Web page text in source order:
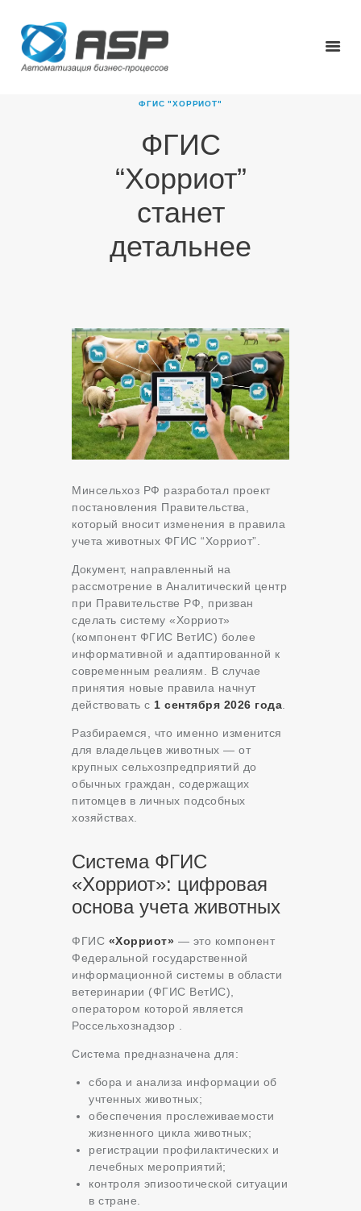
ФГИС "ХОРРИОТ"
ФГИС
“Хорриот”
станет
детальнее
О КОМПАНИИ
НОВОСТИ
КАРЬЕРА
Минсельхоз РФ разработал проект
постановления Правительства,
который вносит изменения в правила
учета животных ФГИС “Хорриот”.
Документ, направленный на
рассмотрение в Аналитический центр
при Правительстве РФ, призван
сделать систему «Хорриот»
(компонент ФГИС ВетИС) более
информативной и адаптированной к
современным реалиям. В случае
принятия новые правила начнут
действовать с 1 сентября 2026 года
Разбираемся, что именно изменится
для владельцев животных — от
крупных сельхозпредприятий до
обычных граждан, содержащих
питомцев в личных подсобных
хозяйствах.
Система ФГИС
«Хорриот»: цифровая
основа учета животных
ФГИС «Хорриот» — это компонент
Федеральной государственной
информационной системы в области
ветеринарии (ФГИС ВетИС),
оператором которой является
Россельхознадзор
Система предназначена для:
сбора и анализа информации об
учтенных животных;
обеспечения прослеживаемости
жизненного цикла животных;
регистрации профилактических и
лечебных мероприятий;
контроля эпизоотической ситуации
в стране